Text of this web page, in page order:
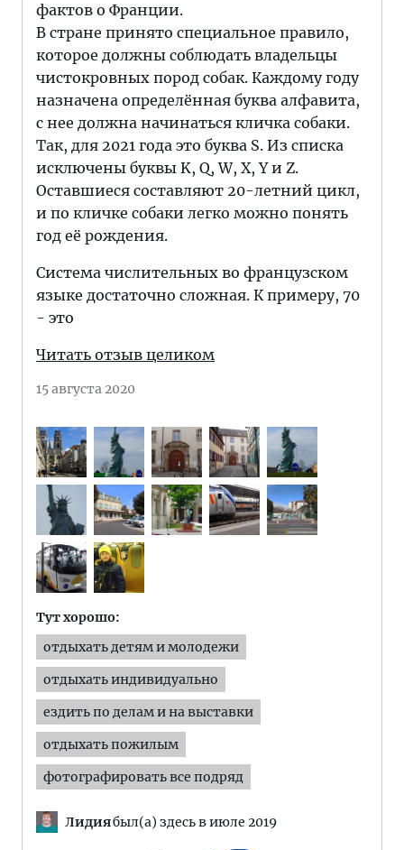
фактов о Франции.
В стране принято специальное правило,
которое должны соблюдать владельцы
чистокровных пород собак. Каждому году
назначена определённая буква алфавита,
с нее должна начинаться кличка собаки.
Так, для 2021 года это буква S. Из списка
исключены буквы K, Q, W, X, Y и Z.
Оставшиеся составляют 20-летний цикл,
и по кличке собаки легко можно понять
год её рождения.
Система числительных во французском
языке достаточно сложная. К примеру, 70
- это
Читать отзыв целиком
15 августа 2020
Тут хорошо:
отдыхать детям и молодежи
отдыхать индивидуально
ездить по делам и на выставки
отдыхать пожилым
фотографировать все подряд
Лидиябыл(а) здесь в июле 2019